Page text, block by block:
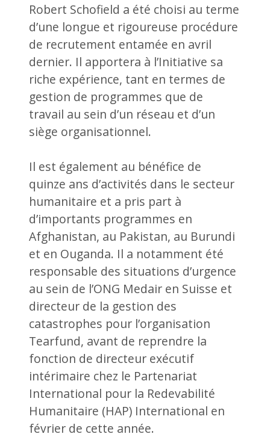
Robert Schofield a été choisi au terme
d’une longue et rigoureuse procédure
de recrutement entamée en avril
dernier. Il apportera à l’Initiative sa
riche expérience, tant en termes de
gestion de programmes que de
travail au sein d’un réseau et d’un
siège organisationnel.
Il est également au bénéfice de
quinze ans d’activités dans le secteur
humanitaire et a pris part à
d’importants programmes en
Afghanistan, au Pakistan, au Burundi
et en Ouganda. Il a notamment été
responsable des situations d’urgence
au sein de l’ONG Medair en Suisse et
directeur de la gestion des
catastrophes pour l’organisation
Tearfund, avant de reprendre la
fonction de directeur exécutif
intérimaire chez le Partenariat
International pour la Redevabilité
Humanitaire (HAP) International en
février de cette année.